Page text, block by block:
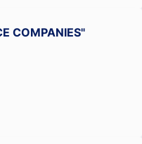
COMPANIES"